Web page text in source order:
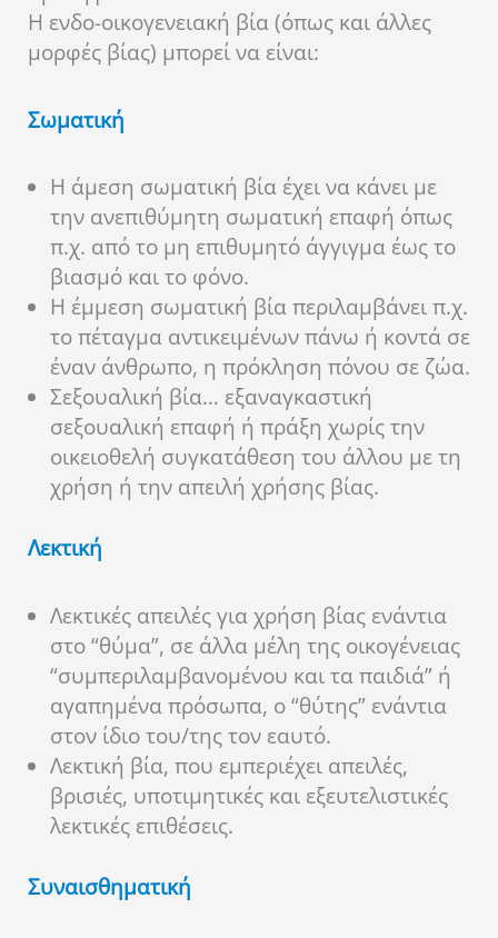
Η ενδο-οικογενειακή βία (όπως και άλλες
μορφές βίας) μπορεί να είναι:
Σωματική
Η άμεση σωματική βία έχει να κάνει με
την ανεπιθύμητη σωματική επαφή όπως
π.χ. από το μη επιθυμητό άγγιγμα έως το
βιασμό και το φόνο.
Η έμμεση σωματική βία περιλαμβάνει π.χ.
το πέταγμα αντικειμένων πάνω ή κοντά σε
έναν άνθρωπο, η πρόκληση πόνου σε ζώα.
Σεξουαλική βία… εξαναγκαστική
σεξουαλική επαφή ή πράξη χωρίς την
οικειοθελή συγκατάθεση του άλλου με τη
χρήση ή την απειλή χρήσης βίας.
Λεκτική
Λεκτικές απειλές για χρήση βίας ενάντια
στο “θύμα”, σε άλλα μέλη της οικογένειας
“συμπεριλαμβανομένου και τα παιδιά” ή
αγαπημένα πρόσωπα, ο “θύτης” ενάντια
στον ίδιο του/της τον εαυτό.
Λεκτική βία, που εμπεριέχει απειλές,
βρισιές, υποτιμητικές και εξευτελιστικές
λεκτικές επιθέσεις.
Συναισθηματική